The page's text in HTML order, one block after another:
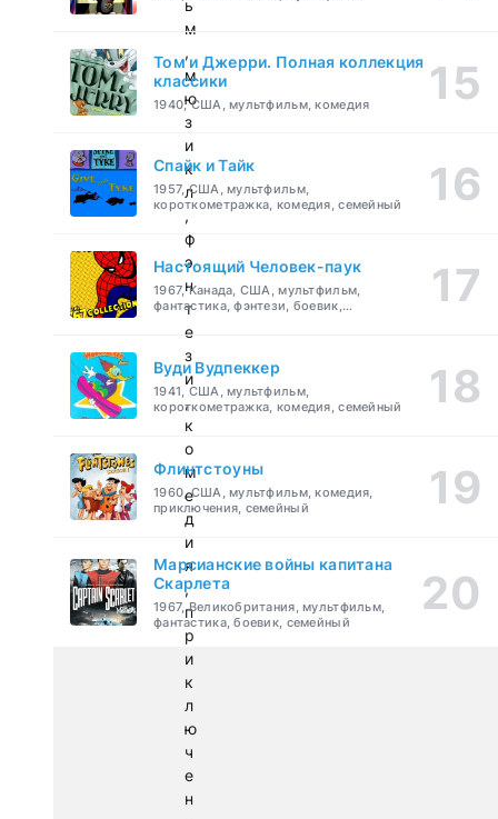
ь
м
,
м
ю
з
и
к
л
,
ф
э
н
т
е
з
и
,
к
о
м
е
д
и
я
,
п
р
и
к
л
ю
ч
е
н
Том и Джерри. Полная коллекция
классики
1940, США, мультфильм, комедия
Спайк и Тайк
1957, США, мультфильм,
короткометражка, комедия, семейный
Настоящий Человек-паук
1967, Канада, США, мультфильм,
фантастика, фэнтези, боевик,
Вуди Вудпеккер
1941, США, мультфильм,
короткометражка, комедия, семейный
Флинтстоуны
1960, США, мультфильм, комедия,
приключения, семейный
Марсианские войны капитана
Скарлета
1967, Великобритания, мультфильм,
фантастика, боевик, семейный